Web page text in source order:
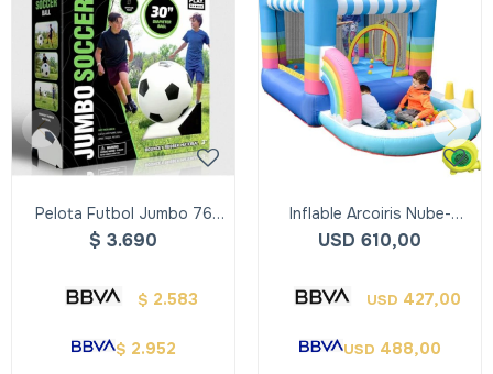
Pelota Futbol Jumbo 76
Diam
$ 3.690
$ 2.583
$ 2.952
Inflable Arcoiris Nube-
Doctor Dolphin
USD 610,00
USD 427,00
USD 488,00